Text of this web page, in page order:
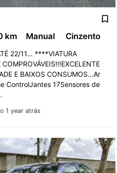
1 year atrás
km Manual Cinzento
22/11... ****VIATURA
E BAIXOS CONSUMOS...Ar
ControlJantes 17Sensores de